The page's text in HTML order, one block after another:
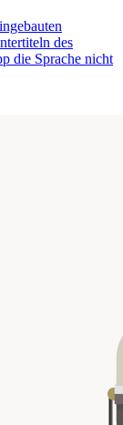
des
die Sprache nicht